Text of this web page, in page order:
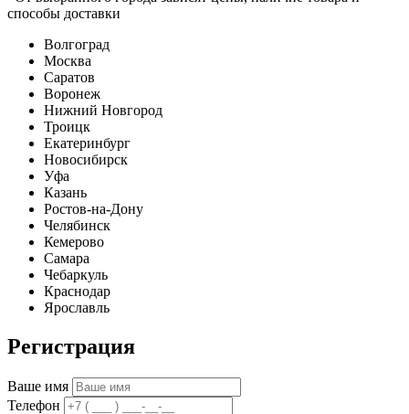
способы доставки
Волгоград
Москва
Саратов
Воронеж
Нижний Новгород
Троицк
Екатеринбург
Новосибирск
Уфа
Казань
Ростов-на-Дону
Челябинск
Кемерово
Самара
Чебаркуль
Краснодар
Ярославль
Регистрация
Ваше имя
Телефон